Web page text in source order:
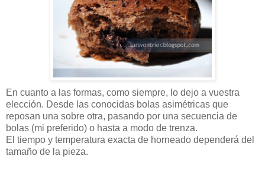
En cuanto a las formas, como siempre, lo dejo a vuestra
elección. Desde las conocidas bolas asimétricas que
reposan una sobre otra, pasando por una secuencia de
bolas (mi preferido) o hasta a modo de trenza.
El tiempo y temperatura exacta de horneado dependerá del
tamaño de la pieza.